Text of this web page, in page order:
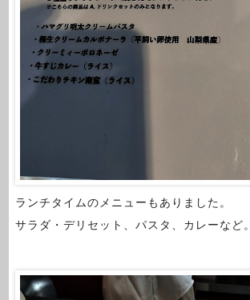
ランチタイムのメニューもありました。
サラダ・デリセット、パスタ、カレーなど。